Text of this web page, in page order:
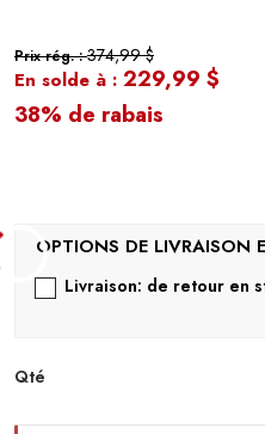
Prix rég. :374,99 $
En solde à : 229,99 $
38% de rabais
Livraison: de retour en
Qté